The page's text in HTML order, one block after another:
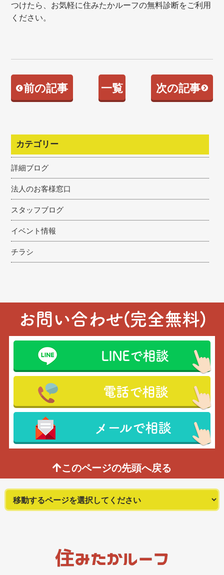
つけたら、お気軽に住みたかルーフの無料診断をご利用
ください。
前の記事 一覧 次の記事
カテゴリー
詳細ブログ
法人のお客様窓口
スタッフブログ
イベント情報
チラシ
お問い合わせ(完全無料)
LINEで相談
電話で相談
メールで相談
このページの先頭へ戻る